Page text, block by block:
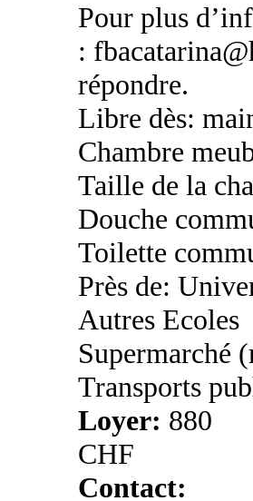
Pour plus
:
répondre.
Libre dès:
Chambre
Taille de la
Douche
Toilette
Près de:
Autres Ecoles
Supermarché
Transports
Loyer: 880
CHF
Contact: